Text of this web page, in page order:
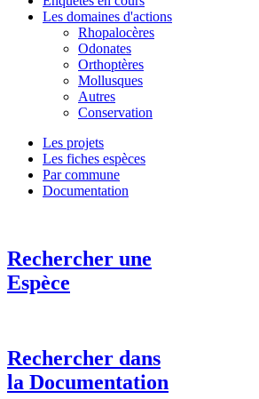
Les domaines d'actions
Rhopalocères
Odonates
Orthoptères
Mollusques
Autres
Conservation
Les projets
Les fiches espèces
Par commune
Documentation
Rechercher une
Espèce
Rechercher dans
la Documentation